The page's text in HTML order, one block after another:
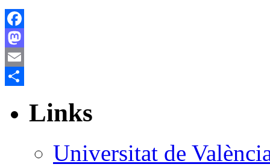
Facebook
Mastodon
Email
Links
Universitat de